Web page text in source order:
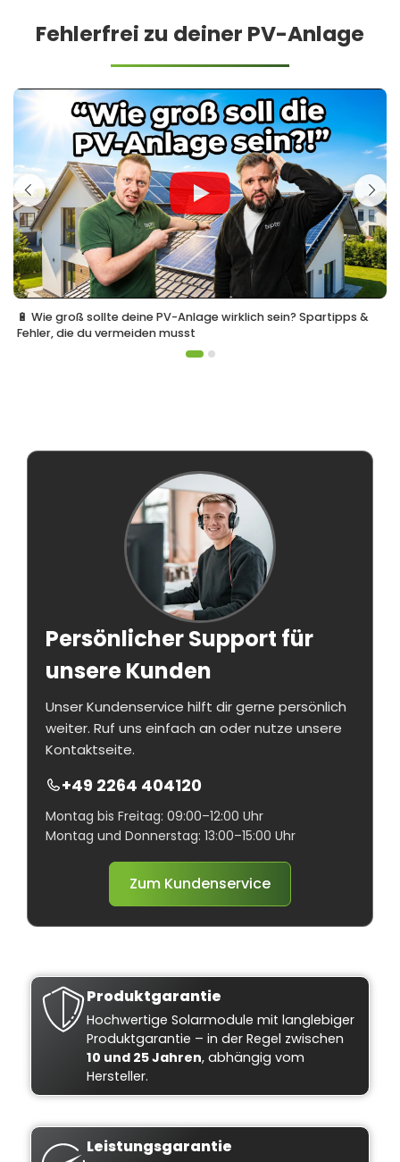
Fehlerfrei zu deiner PV-Anlage
🔋 Wie groß sollte deine PV-Anlage wirklich sein? Spartipps &
Fehler, die du vermeiden musst
Persönlicher Support für
unsere Kunden
Unser Kundenservice hilft dir gerne persönlich
weiter. Ruf uns einfach an oder nutze unsere
Kontaktseite.
+49 2264 404120
Montag bis Freitag: 09:00–12:00 Uhr
Montag und Donnerstag: 13:00–15:00 Uhr
Zum Kundenservice
Produktgarantie
Hochwertige Solarmodule mit langlebiger
Produktgarantie – in der Regel zwischen
10 und 25 Jahren, abhängig vom
Hersteller.
Leistungsgarantie